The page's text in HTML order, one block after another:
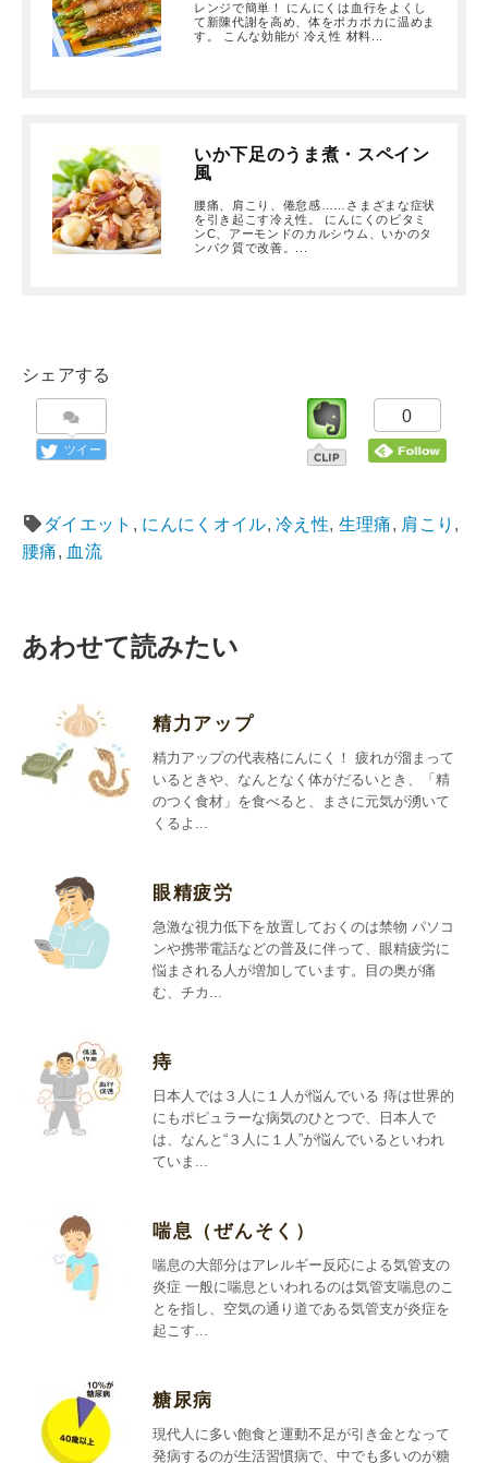
レンジで簡単！ にんにくは血行をよくし
て新陳代謝を高め、体をポカポカに温めま
す。 こんな効能が 冷え性 材料...
いか下足のうま煮・スペイン
風
腰痛、肩こり、倦怠感……さまざまな症状
を引き起こす冷え性。 にんにくのビタミ
ンC、アーモンドのカルシウム、いかのタ
ンパク質で改善。...
シェアする
ツイー
0
ダイエット , にんにくオイル,冷え性, 生理痛, 肩こり ,
腰痛, 血流
あわせて読みたい
精力アップ
精力アップの代表格にんにく！ 疲れが溜まって
いるときや、なんとなく体がだるいとき、「精
のつく食材」を食べると、まさに元気が湧いて
くるよ...
眼精疲労
急激な視力低下を放置しておくのは禁物 パソコ
ンや携帯電話などの普及に伴って、眼精疲労に
悩まされる人が増加しています。目の奥が痛
む、チカ...
痔
日本人では３人に１人が悩んでいる 痔は世界的
にもポピュラーな病気のひとつで、日本人で
は、なんと“３人に１人”が悩んでいるといわれ
ていま...
喘息（ぜんそく）
喘息の大部分はアレルギー反応による気管支の
炎症 一般に喘息といわれるのは気管支喘息のこ
とを指し、空気の通り道である気管支が炎症を
起こす...
糖尿病
現代人に多い飽食と運動不足が引き金となって
発病するのが生活習慣病で、中でも多いのが糖